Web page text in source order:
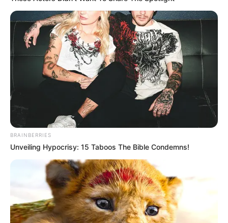
BRAINBERRIES
Unveiling Hypocrisy: 15 Taboos The Bible Condemns!